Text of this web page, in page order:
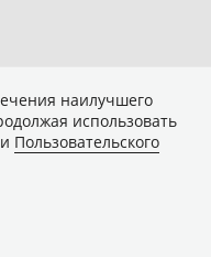
наилучшего
использовать
Пользовательского